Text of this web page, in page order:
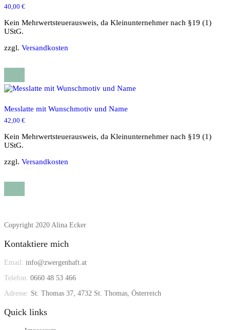
40,00 €
Kein Mehrwertsteuerausweis, da Kleinunternehmer nach §19 (1)
UStG.
zzgl. Versandkosten
Messlatte mit Wunschmotiv und Name
42,00 €
Kein Mehrwertsteuerausweis, da Kleinunternehmer nach §19 (1)
UStG.
zzgl. Versandkosten
Copyright 2020 Alina Ecker
Kontaktiere mich
Email: info@zwergenhaft.at
Telefon: 0660 48 53 466
Adresse: St. Thomas 37, 4732 St. Thomas, Österreich
Quick links